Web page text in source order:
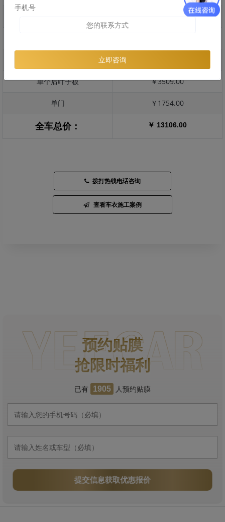
￥2269.00
单个后叶子板 ￥3509.00
单门 ￥1754.00
全车总价： ￥ 13106.00
拨打热线电话咨询
查看车衣施工案例
预约贴膜
抢限时福利
已有 1905 人预约贴膜
提交信息获取优惠报价
手机号
立即咨询